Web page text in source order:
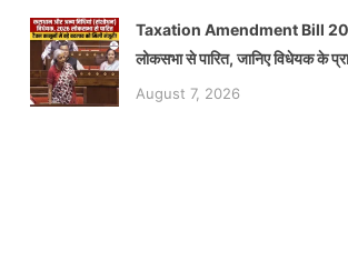
Taxation Amendment Bill
लोकसभा से पारित, जानिए विधेयक के
August 7, 2026